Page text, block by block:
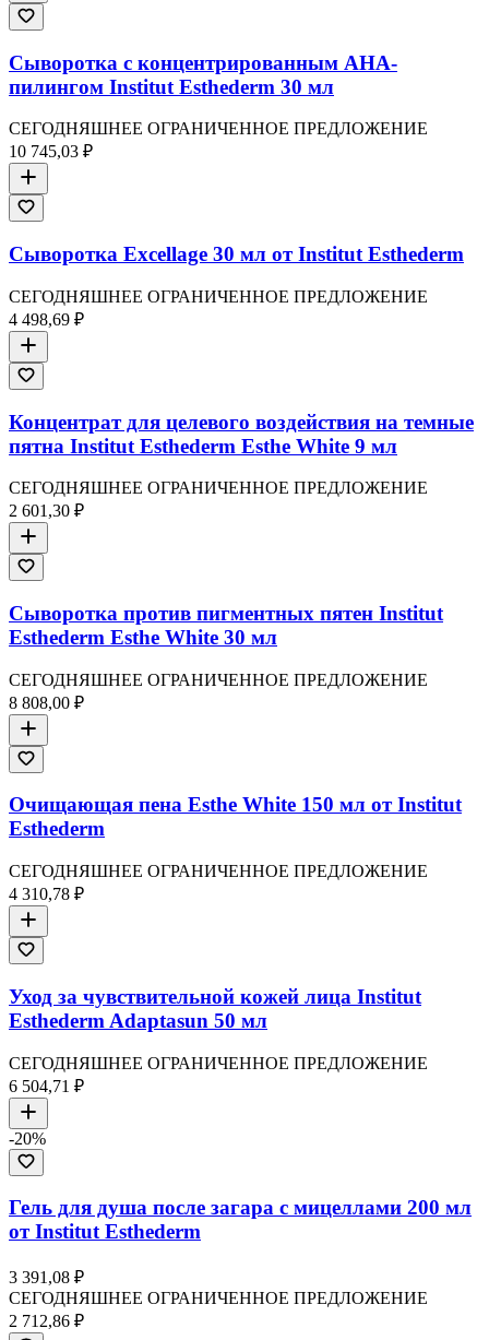
Сыворотка с концентрированным AHA-
пилингом Institut Esthederm 30 мл
СЕГОДНЯШНЕЕ ОГРАНИЧЕННОЕ ПРЕДЛОЖЕНИЕ
10 745,03 ₽
Сыворотка Excellage 30 мл от Institut Esthederm
СЕГОДНЯШНЕЕ ОГРАНИЧЕННОЕ ПРЕДЛОЖЕНИЕ
4 498,69 ₽
Концентрат для целевого воздействия на темные
пятна Institut Esthederm Esthe White 9 мл
СЕГОДНЯШНЕЕ ОГРАНИЧЕННОЕ ПРЕДЛОЖЕНИЕ
2 601,30 ₽
Сыворотка против пигментных пятен Institut
Esthederm Esthe White 30 мл
СЕГОДНЯШНЕЕ ОГРАНИЧЕННОЕ ПРЕДЛОЖЕНИЕ
8 808,00 ₽
Очищающая пена Esthe White 150 мл от Institut
Esthederm
СЕГОДНЯШНЕЕ ОГРАНИЧЕННОЕ ПРЕДЛОЖЕНИЕ
4 310,78 ₽
Уход за чувствительной кожей лица Institut
Esthederm Adaptasun 50 мл
СЕГОДНЯШНЕЕ ОГРАНИЧЕННОЕ ПРЕДЛОЖЕНИЕ
6 504,71 ₽
-20%
Гель для душа после загара с мицеллами 200 мл
от Institut Esthederm
3 391,08 ₽
СЕГОДНЯШНЕЕ ОГРАНИЧЕННОЕ ПРЕДЛОЖЕНИЕ
2 712,86 ₽